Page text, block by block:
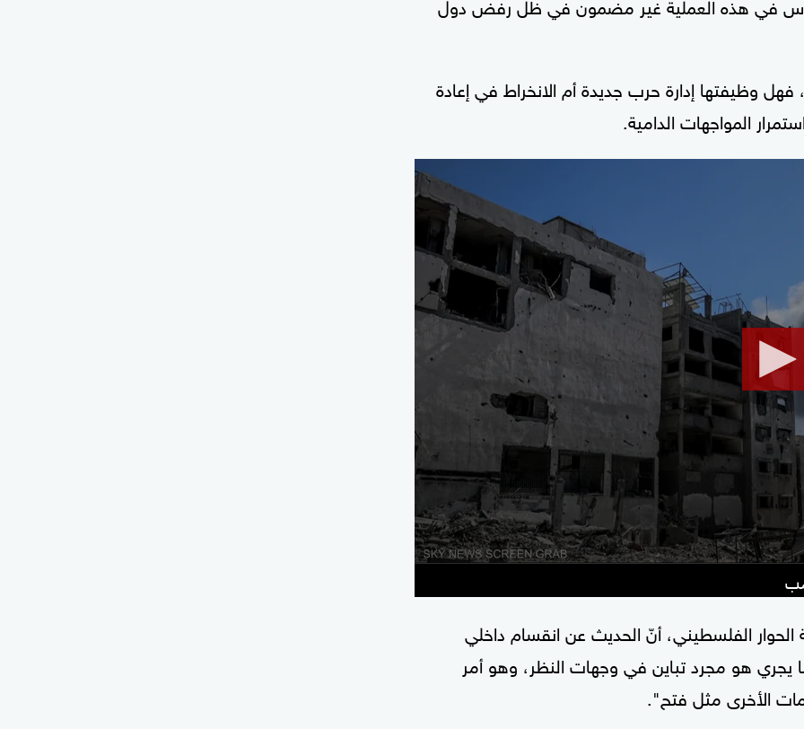
وظيفتها إدارة حرب جديدة أم الانخراط في إعادة
المواجهات الدامية.
0
seconds
13
minutes,
50
secondsVolume
الفلسطيني، أنّ الحديث عن انقسام داخلي
هو مجرد تباين في وجهات النظر، وهو أمر
الأخرى مثل فتح".